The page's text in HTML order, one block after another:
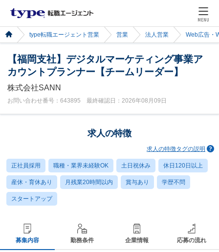
MENU
type転職エージェント営業 営業 法人営業 Web広告・
【福岡支社】デジタルマーケティング事業ア
カウントプランナー【チームリーダー】
株式会社SANN
お問い合わせ番号：643895 最終確認日：2026年08月09日
求人の特徴
求人の特徴タグの説明
正社員採用 職種・業界未経験OK 土日祝休み 休日120日以上
産休・育休あり 月残業20時間以内 賞与あり 学歴不問
スタートアップ
募集内容 勤務条件 企業情報 応募の流れ